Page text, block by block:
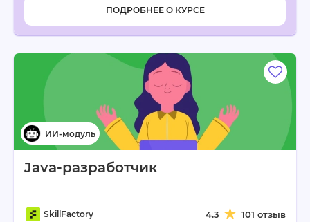
ПОДРОБНЕЕ О КУРСЕ
Java-разработчик
SkillFactory 4.3 101 отзыв